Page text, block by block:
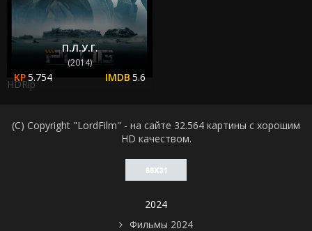
П.Л.У.Г.
(2014)
5.754 5.6
HDRip
(C) Copyright "LordFilm" - на сайте 32.564 картины с хорошим
HD качеством.
2024
Фильмы 2024